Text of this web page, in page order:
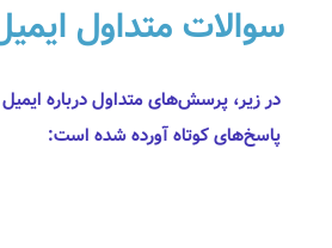
سوالات متداول
در زیر، پرسش‌های متداول درباره ایمیل
پاسخ‌های کوتاه آورده شده است: